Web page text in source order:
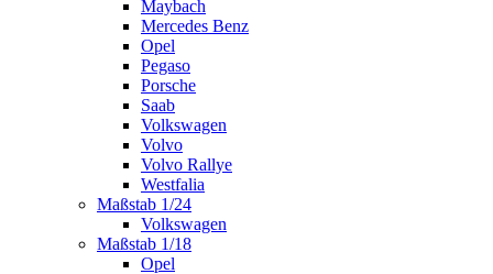
Maybach
Mercedes Benz
Opel
Pegaso
Porsche
Saab
Volkswagen
Volvo
Volvo Rallye
Westfalia
Maßstab 1/24
Volkswagen
Maßstab 1/18
Opel